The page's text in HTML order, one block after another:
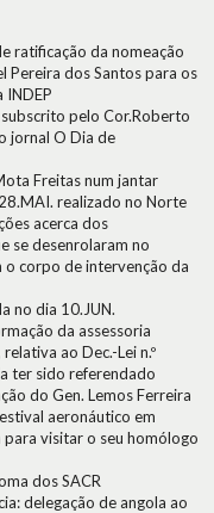
ratificação da nomeação
Pereira dos Santos para os
INDEP
pelo Cor.Roberto
jornal O Dia de
Freitas num jantar
realizado no Norte
acerca dos
se desenrolaram no
o corpo de intervenção da
no dia 10.JUN.
da assessoria
ao Dec.-Lei n.º
ter sido referendado
do Gen. Lemos Ferreira
aeronáutico em
para visitar o seu homólogo
dos SACR
delegação de angola ao